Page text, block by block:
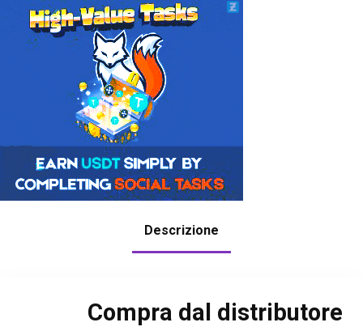
Descrizione
Compra dal distributore